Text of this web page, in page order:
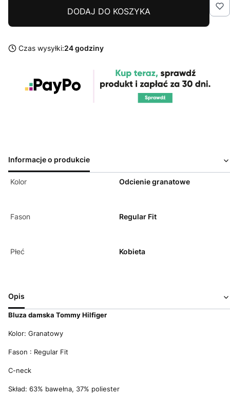
DODAJ DO KOSZYKA
Czas wysyłki:24 godziny
Informacje o produkcie
Kolor Odcienie granatowe
Fason Regular Fit
Płeć Kobieta
Opis
Bluza damska Tommy Hilfiger
Kolor: Granatowy
Fason : Regular Fit
C-neck
Skład: 63% bawełna, 37% poliester